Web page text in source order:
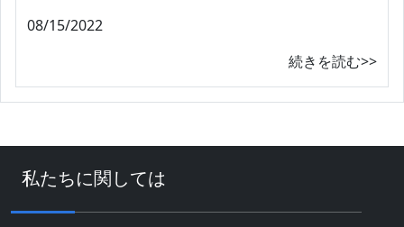
08/15/2022
続きを読む>>
私たちに関しては